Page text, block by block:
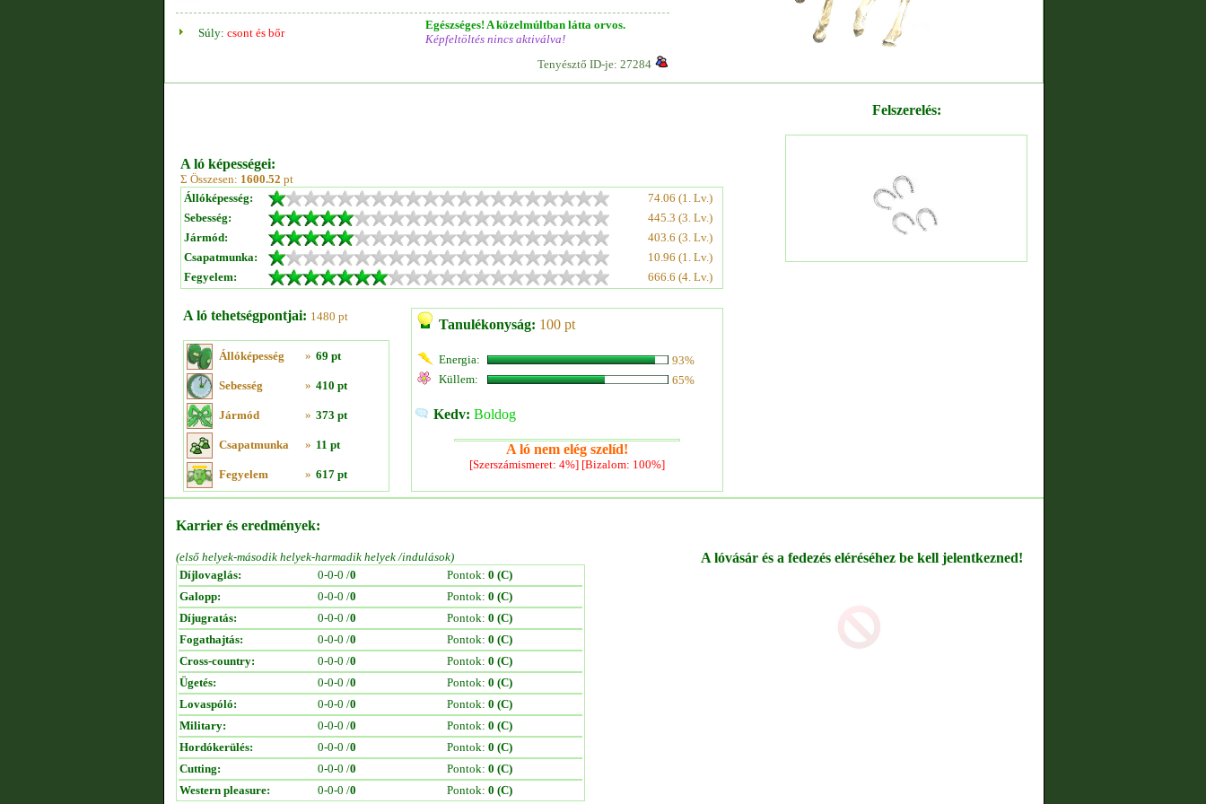
Súly: csont és bőr
Egészséges! A közelmúltban látta orvos.
Képfeltöltés nincs aktiválva!
Tenyésztő ID-je: 27284
A ló képességei:
Σ Összesen: 1600.52 pt
Állóképesség:
74.06 (1. Lv.)
Sebesség:
445.3 (3. Lv.)
Jármód:
403.6 (3. Lv.)
Csapatmunka:
10.96 (1. Lv.)
Fegyelem:
666.6 (4. Lv.)
A ló tehetségpontjai: 1480 pt
Állóképesség » 69 pt
Sebesség » 410 pt
Jármód » 373 pt
Csapatmunka » 11 pt
Fegyelem » 617 pt
Tanulékonyság: 100 pt
Energia:
93%
Küllem:
65%
Kedv: Boldog
A ló nem elég szelíd!
[Szerszámismeret: 4%] [Bizalom: 100%]
Felszerelés:
Karrier és eredmények:
(első helyek-második helyek-harmadik helyek /indulások)
Díjlovaglás:
0-0-0 /0 Pontok: 0 (C)
Galopp:
0-0-0 /0 Pontok: 0 (C)
Díjugratás:
0-0-0 /0 Pontok: 0 (C)
Fogathajtás:
0-0-0 /0 Pontok: 0 (C)
Cross-country:
0-0-0 /0 Pontok: 0 (C)
Ügetés:
0-0-0 /0 Pontok: 0 (C)
Lovaspóló:
0-0-0 /0 Pontok: 0 (C)
Military:
0-0-0 /0 Pontok: 0 (C)
Hordókerülés:
0-0-0 /0 Pontok: 0 (C)
Cutting:
0-0-0 /0 Pontok: 0 (C)
Western pleasure:
0-0-0 /0 Pontok: 0 (C)
A lóvásár és a fedezés eléréséhez be kell jelentkezned!